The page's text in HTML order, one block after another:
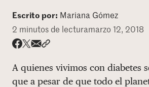
Quienes somos
DONAR
Escrito por: Mariana Gómez
2 minutos de lecturamarzo 12, 2018
A quienes vivimos con diabetes
que a pesar de que todo el